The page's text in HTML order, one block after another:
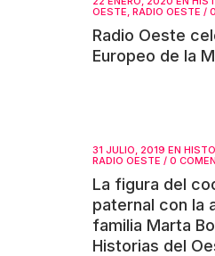
OESTE, RADIO OESTE /
Radio Oeste
Europeo de la
31 JULIO, 2019 EN
RADIO OESTE / 0
La figura del
paternal con la
familia Marta
Historias del